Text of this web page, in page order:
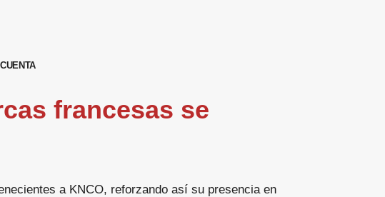
CUENTA
francesas se
a KNCO, reforzando así su presencia en